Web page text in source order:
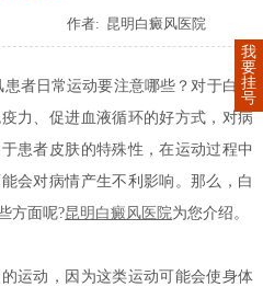
作者: 昆明白癜风医院
者日常运动要注意哪些？对于白癜
力、促进血液循环的好方式，对病
患者皮肤的特殊性，在运动过程中
会对病情产生不利影响。那么，白
方面呢?昆明白癜风医院为您介绍。
动，因为这类运动可能会使身体
我
要
挂
号